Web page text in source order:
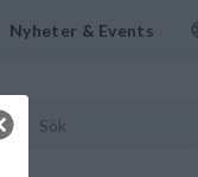
Nyheter & Events